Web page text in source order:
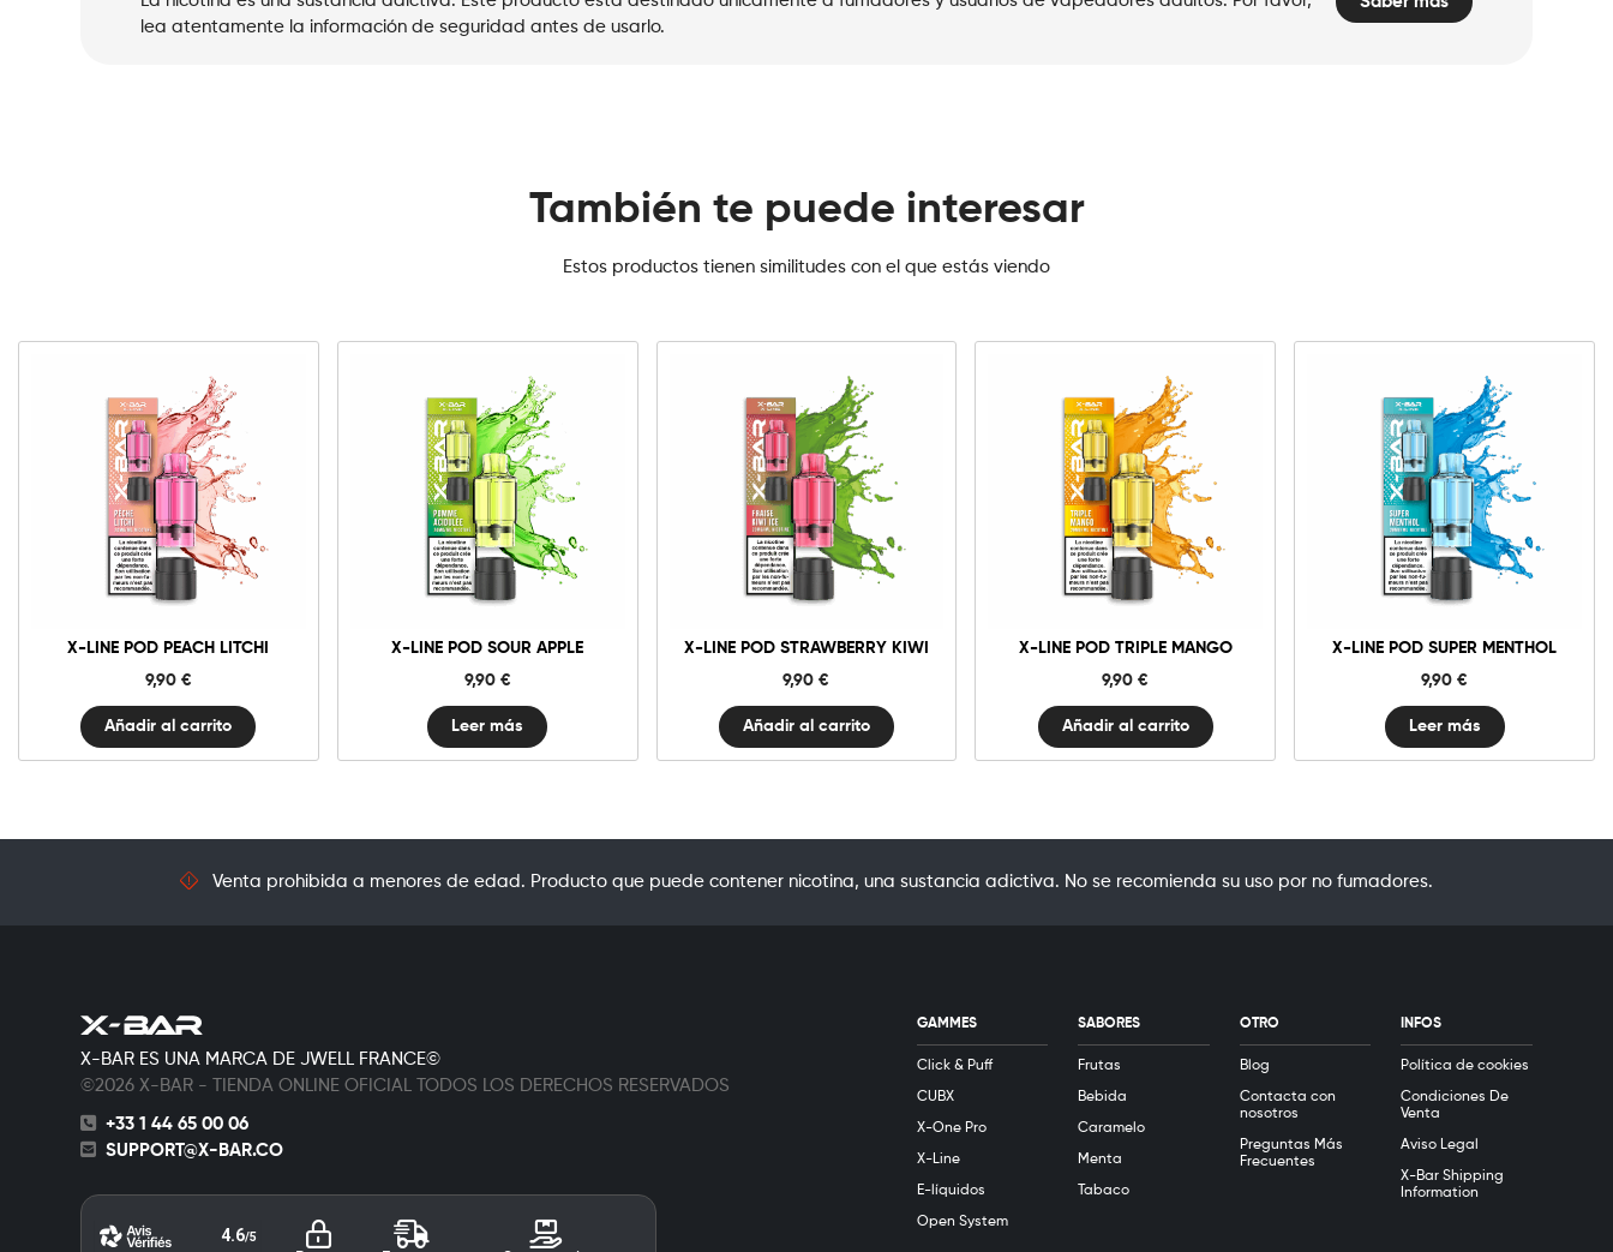
lea atentamente la información de seguridad antes de usarlo.
También te puede interesar
Estos productos tienen similitudes con el que estás viendo
X-LINE POD PEACH LITCHI
9,90 €
10mg 20mg
X-
Line
Pod
Litchi
Añadir al carrito
Añadir al carrito
X-LINE POD SOUR APPLE
9,90 €
Leer más
X-LINE POD STRAWBERRY KIWI
9,90€
10mg 20mg
X-
Line
Pod
Kiwi
Añadir al carrito
Añadir al carrito
X-LINE POD TRIPLE MANGO
9,90€
10mg 20mg
X-
Line
Pod
Mango
Añadir al carrito
Añadir al carrito
X-LINE POD SUPER MENTHOL
9,90€
Leer más
Venta prohibida a menores de edad. Producto que puede contener nicotina, una sustancia adictiva. No se recomienda su uso por no fumadores.
X-BAR ES UNA MARCA DE JWELL FRANCE©
©2026 X-BAR - TIENDA ONLINE OFICIAL TODOS LOS DERECHOS RESERVADOS
+33 1 44 65 00 06
SUPPORT@X-BAR.CO
GAMMES
Click & Puff
CUBX
X-One Pro
X-Line
E-líquidos
Open System
SABORES
Frutas
Bebida
Caramelo
Menta
Tabaco
OTRO
Blog
Contacta con
nosotros
Preguntas Más
Frecuentes
INFOS
Política de cookies
Condiciones De
Venta
Aviso Legal
X-Bar Shipping
Information